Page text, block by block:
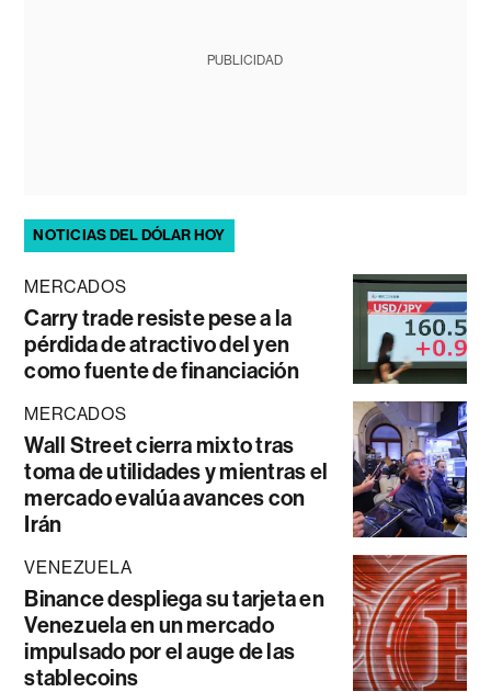
PUBLICIDAD
NOTICIAS DEL DÓLAR HOY
MERCADOS
Carry trade resiste pese a la
pérdida de atractivo del yen
como fuente de financiación
MERCADOS
Wall Street cierra mixto tras
toma de utilidades y mientras el
mercado evalúa avances con
Irán
VENEZUELA
Binance despliega su tarjeta en
Venezuela en un mercado
impulsado por el auge de las
stablecoins